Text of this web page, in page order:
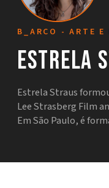
B_ARCO - ARTE E
Estrela
Estrela Straus
Lee Strasberg Film
Em São Paulo, é